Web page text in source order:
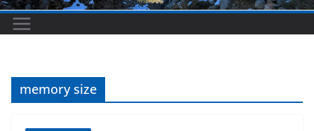
memory size